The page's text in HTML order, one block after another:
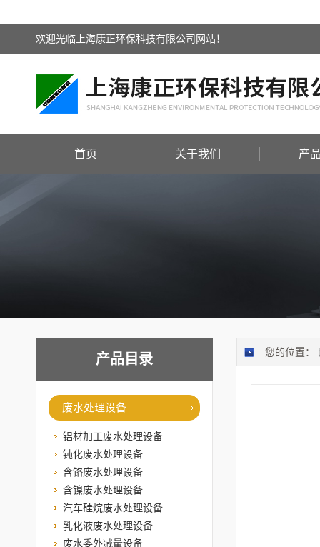
欢迎光临上海康正环保科技有限公司网站！
首页 关于我们 产
产品目录
废水处理设备
铝材加工废水处理设备
钝化废水处理设备
含铬废水处理设备
含镍废水处理设备
汽车硅烷废水处理设备
乳化液废水处理设备
废水委外减量设备
您的位置：